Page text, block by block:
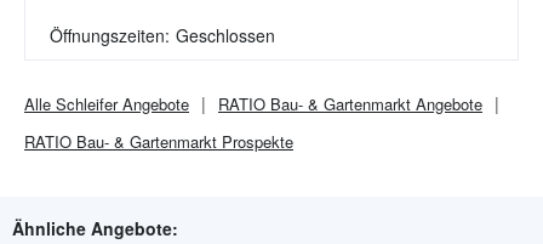
Öffnungszeiten: Geschlossen
Alle SchleiferAngebote RATIO Bau- & Gartenmarkt Angebote
RATIO Bau- & Gartenmarkt Prospekte
Ähnliche Angebote: